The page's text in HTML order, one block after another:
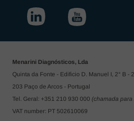
Menarini Diagnósticos, Lda
Quinta da Fonte - Edificio D. Manuel I, 2° B -
203 Paço de Arcos - Portugal
Tel. Geral: +351 210 930 000 (chamada
VAT number: PT 502610069